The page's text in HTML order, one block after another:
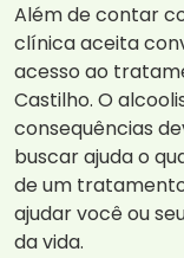
Além de contar
clínica aceita
acesso ao
Castilho. O
consequências
buscar ajuda o
de um
ajudar você ou
da vida.